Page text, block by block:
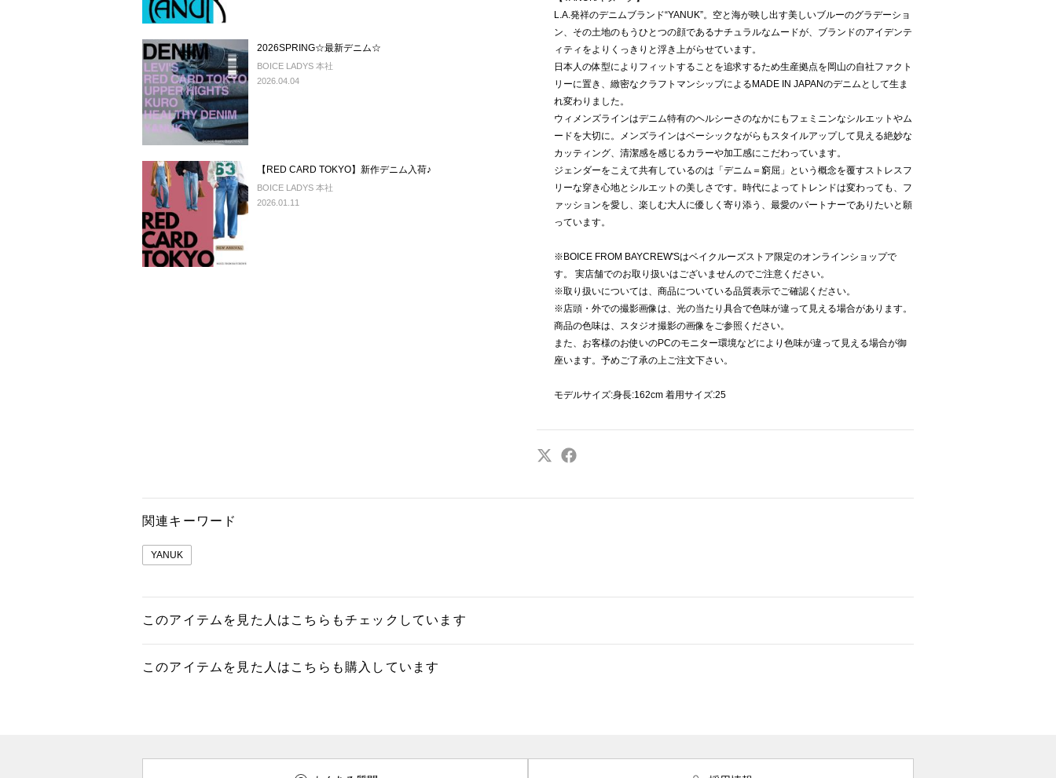
2026SPRING☆最新デニム☆
BOICE LADYS 本社
2026.04.04
【RED CARD TOKYO】新作デニム入荷♪
BOICE LADYS 本社
2026.01.11
L.A.発祥のデニムブランド“YANUK”。空と海が映し出す美しいブルーのグラデーショ
ン、その土地のもうひとつの顔であるナチュラルなムードが、ブランドのアイデンテ
ィティをよりくっきりと浮き上がらせています。
日本人の体型によりフィットすることを追求するため生産拠点を岡山の自社ファクト
リーに置き、緻密なクラフトマンシップによるMADE IN JAPANのデニムとして生ま
れ変わりました。
ウィメンズラインはデニム特有のヘルシーさのなかにもフェミニンなシルエットやム
ードを大切に。メンズラインはベーシックながらもスタイルアップして見える絶妙な
カッティング、清潔感を感じるカラーや加工感にこだわっています。
ジェンダーをこえて共有しているのは「デニム＝窮屈」という概念を覆すストレスフ
リーな穿き心地とシルエットの美しさです。時代によってトレンドは変わっても、フ
ァッションを愛し、楽しむ大人に優しく寄り添う、最愛のパートナーでありたいと願
っています。
※BOICE FROM BAYCREW'Sはベイクルーズストア限定のオンラインショップで
す。 実店舗でのお取り扱いはございませんのでご注意ください。
※取り扱いについては、商品についている品質表示でご確認ください。
※店頭・外での撮影画像は、光の当たり具合で色味が違って見える場合があります。
商品の色味は、スタジオ撮影の画像をご参照ください。
また、お客様のお使いのPCのモニター環境などにより色味が違って見える場合が御
座います。予めご了承の上ご注文下さい。
モデルサイズ:身長:162cm 着用サイズ:25
関連キーワード
YANUK
このアイテムを見た人はこちらもチェックしています
このアイテムを見た人はこちらも購入しています